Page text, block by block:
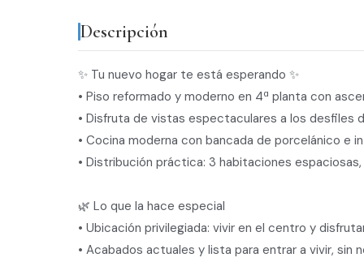
Descripción
✨ Tu nuevo hogar te está esperando ✨
• Piso reformado y moderno en 4ª planta con
• Disfruta de vistas espectaculares a los desfiles
• Cocina moderna con bancada de porcelánico e
• Distribución práctica: 3 habitaciones
🌿 Lo que la hace especial
• Ubicación privilegiada: vivir en el centro y
• Acabados actuales y lista para entrar a vivir, sin